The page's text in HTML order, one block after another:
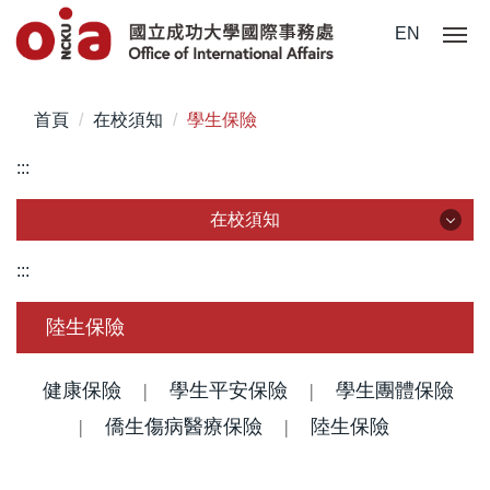
到
區
EN
首頁 在校須知 學生保險
:::
在校須知
簽證/ 居留證/ 入臺證件
註冊/ 報到/ 體檢
:::
陸生保險
健康保險 | 學生平安保險 | 學生團體保險
| 僑生傷病醫療保險 | 陸生保險